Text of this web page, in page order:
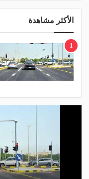
الأكثر مشاهدة
1